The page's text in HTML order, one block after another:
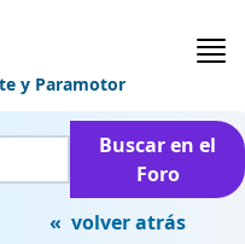
y Paramotor
Buscar en el
Foro
« volver atrás